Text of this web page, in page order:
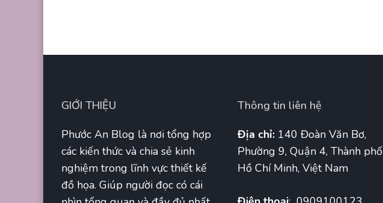
GIỚI THIỆU
Phước An Blog là nơi tổng hợp
các kiến thức và chia sẻ kinh
nghiệm trong lĩnh vực thiết kế
đồ họa. Giúp người đọc có cái
Thông tin liên hệ
Địa chỉ: 140 Đoàn Văn Bơ,
Phường 9, Quận 4, Thành phố
Hồ Chí Minh, Việt Nam